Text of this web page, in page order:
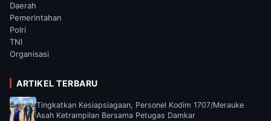
Daerah
Pemerintahan
Polri
TNI
Organisasi
ARTIKEL TERBARU
Tingkatkan Kesiapsiagaan, Personel Kodim 1707/Merauke
Asah Ketrampilan Bersama Petugas Damkar